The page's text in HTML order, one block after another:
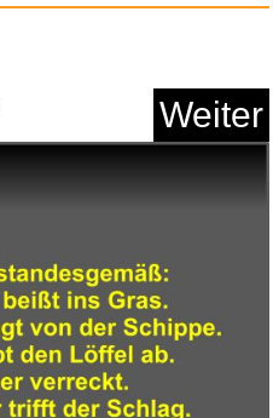
Anzeige
Weiter